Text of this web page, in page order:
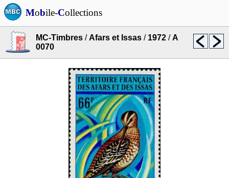
Mobile-Collections
MC-Timbres /Afars et Issas / 1972 /A
0070